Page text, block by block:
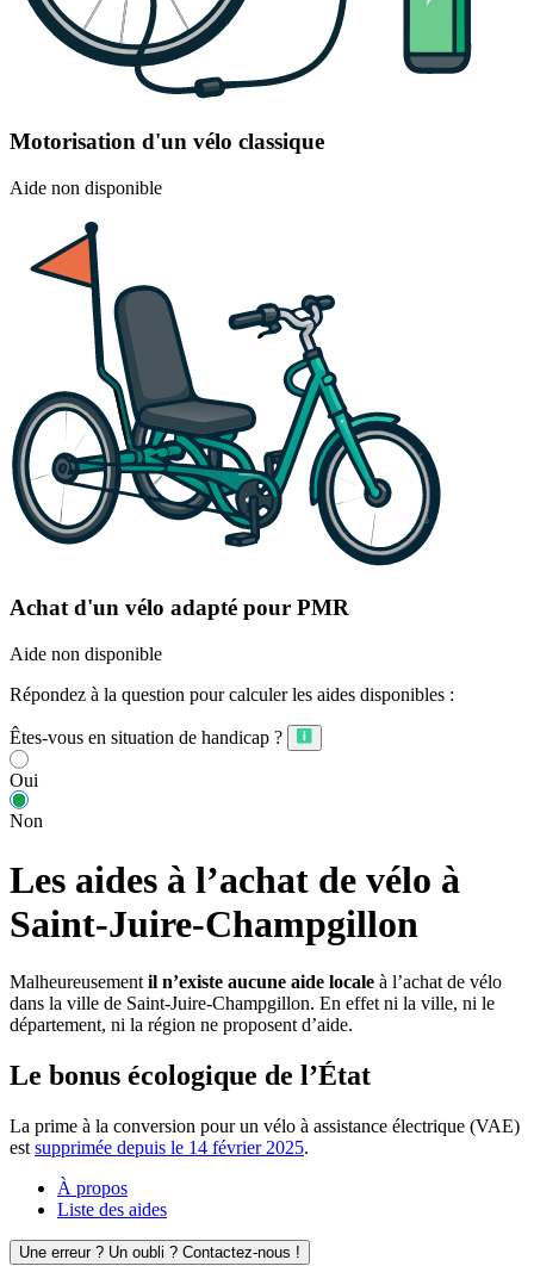
Motorisation d'un vélo classique
Aide non disponible
Achat d'un vélo adapté pour PMR
Aide non disponible
Répondez à la question pour calculer les aides disponibles :
Êtes-vous en situation de handicap ?
Oui
Non
Les aides à l’achat de vélo à
Saint-Juire-Champgillon
Malheureusement il n’existe aucune aide locale à l’achat de vélo
dans la ville de Saint-Juire-Champgillon. En effet ni la ville, ni le
département, ni la région ne proposent d’aide.
Le bonus écologique de l’État
La prime à la conversion pour un vélo à assistance électrique (VAE)
est supprimée depuis le 14 février 2025.
À propos
Liste des aides
Une erreur ? Un oubli ? Contactez-nous !